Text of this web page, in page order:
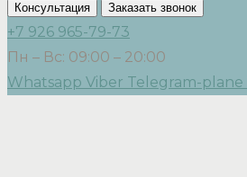
Консультация Заказать звонок
+7 926 965-79-73
Пн – Вс: 09:00 – 20:00
Whatsapp Viber Telegram-plane